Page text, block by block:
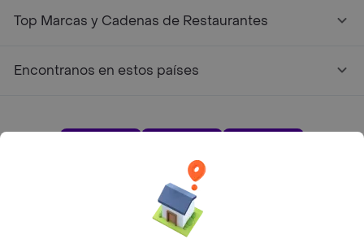
Top Marcas y Cadenas de Restaurantes
Encontranos en estos países
Google play